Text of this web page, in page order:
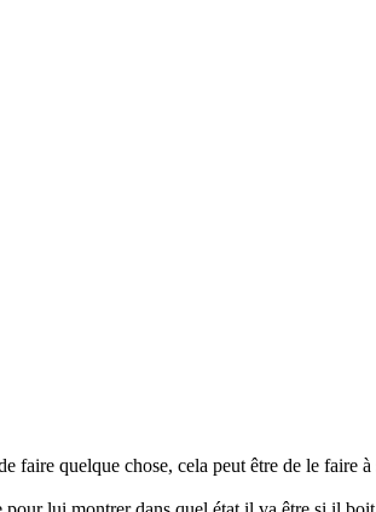
faire quelque chose, cela peut être de le faire à